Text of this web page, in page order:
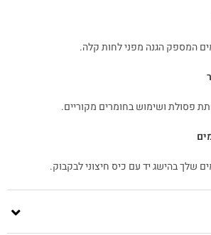
המספק הגנה מפני לחות קלה.
פסולת ושימוש בחומרים מקוריים.
שלך בהישג יד עם כיס חיצוני לבקבוק.